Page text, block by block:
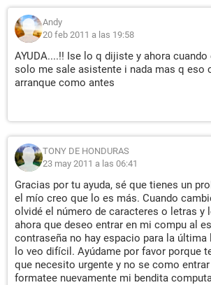
Andy
20 feb 2011 a las 19:58
AYUDA....!! Ise lo q dijiste y ahora
solo me sale asistente i nada mas q eso
arranque como antes
TONY DE HONDURAS
23 may 2011 a las 06:41
Gracias por tu ayuda, sé que tienes un
el mío creo que lo es más. Cuando
olvidé el número de caracteres o letras y
ahora que deseo entrar en mi compu al
contraseña no hay espacio para la
lo veo difícil. Ayúdame por favor porque
que necesito urgente y no se como
formatee nuevamente mi bendita